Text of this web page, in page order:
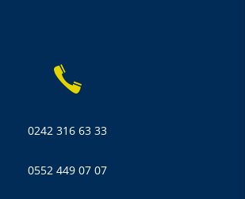
0242 316 63 33
0552 449 07 07